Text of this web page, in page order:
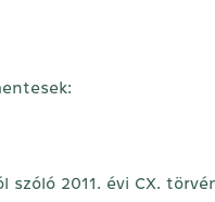
2011. évi CX.